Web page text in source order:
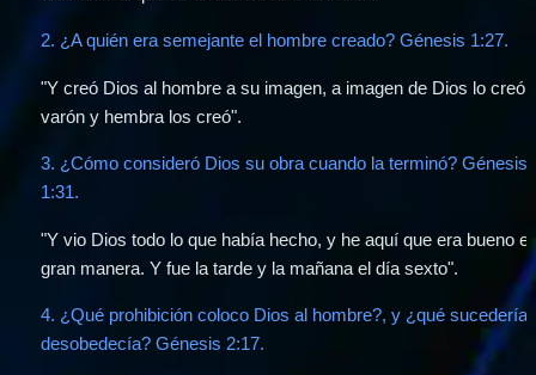
2. ¿A quién era semejante el hombre creado? Génesis 1:27.
"Y creó Dios al hombre a su imagen, a imagen de Dios lo creó;
varón y hembra los creó".
3. ¿Cómo consideró Dios su obra cuando la terminó? Génesis
1:31.
"Y vio Dios todo lo que había hecho, y he aquí que era bueno
gran manera. Y fue la tarde y la mañana el día sexto".
4. ¿Qué prohibición coloco Dios al hombre?, y ¿qué sucedería
desobedecía? Génesis 2:17.